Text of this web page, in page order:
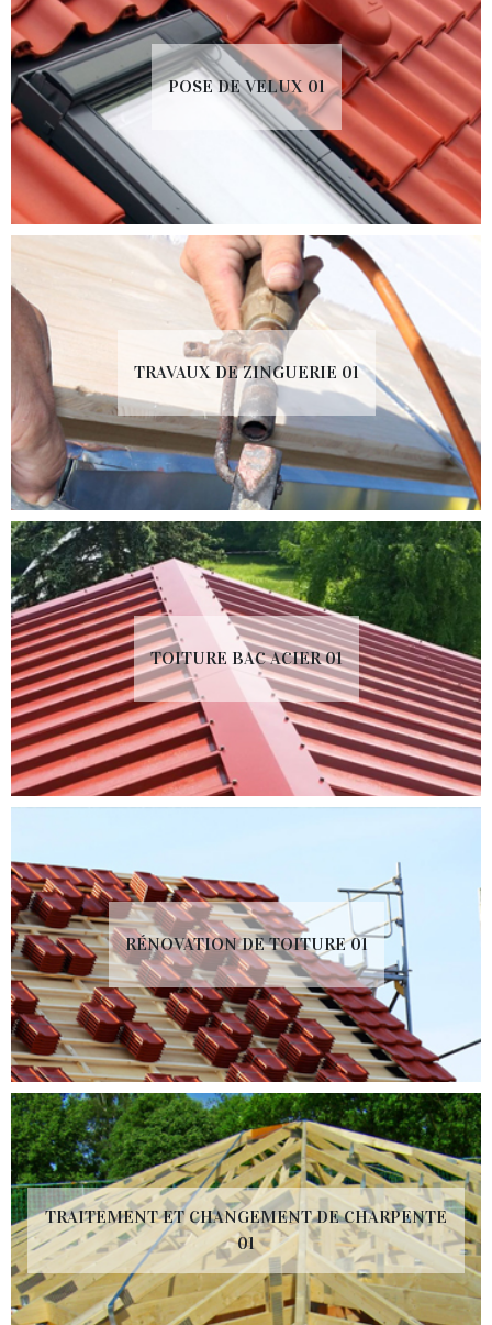
POSE DE VELUX 01
TRAVAUX DE ZINGUERIE 01
TOITURE BAC ACIER 01
RÉNOVATION DE TOITURE 01
TRAITEMENT ET CHANGEMENT DE CHARPENTE
01